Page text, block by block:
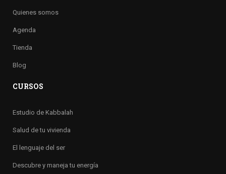
Quienes somos
Agenda
Tienda
Blog
CURSOS
Estudio de Kabbalah
Salud de tu vivienda
El lenguaje del ser
Descubre y maneja tu energía